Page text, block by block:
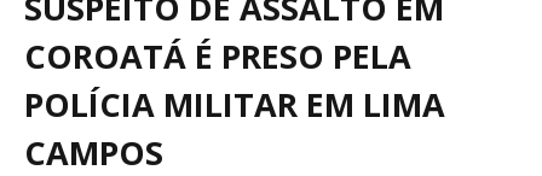
COROATÁ É PRESO PELA
POLÍCIA MILITAR EM LIMA
CAMPOS